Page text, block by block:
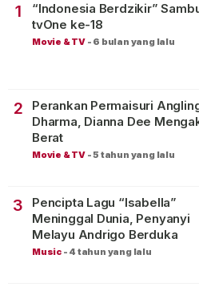
1
“Indonesia Berdzikir”
tvOne ke-18
Movie & TV - 6 bulan yang lalu
2
Perankan Permaisuri
Dharma, Dianna Dee
Berat
Movie & TV -5 tahun yang lalu
3
Pencipta Lagu “Isabella”
Meninggal Dunia, Penyanyi
Melayu Andrigo Berduka
Music - 4 tahun yang lalu